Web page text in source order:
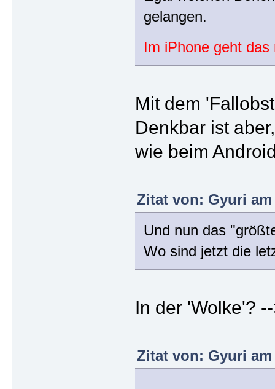
gelangen.
Im iPhone geht das
Mit dem
Denkbar ist
wie beim
Zitat von: Gyuri am
Und nun das
Wo sind jetzt die
In der 'Wolke'?
Zitat von: Gyuri am